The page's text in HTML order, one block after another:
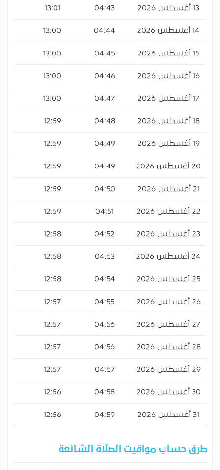
13 أغسطس 2026 04:43
13:01
14 أغسطس 2026 04:44
13:00
15 أغسطس 2026 04:45
13:00
16 أغسطس 2026 04:46
13:00
17 أغسطس 2026 04:47
13:00
18 أغسطس 2026 04:48
12:59
19 أغسطس 2026 04:49
12:59
20 أغسطس 2026 04:49
12:59
21 أغسطس 2026 04:50
12:59
22 أغسطس 2026 04:51
12:59
23 أغسطس 2026 04:52
12:58
24 أغسطس 2026 04:53
12:58
25 أغسطس 2026 04:54
12:58
26 أغسطس 2026 04:55
12:57
27 أغسطس 2026 04:56
12:57
28 أغسطس 2026 04:56
12:57
29 أغسطس 2026 04:57
12:57
30 أغسطس 2026 04:58
12:56
31 أغسطس 2026 04:59
12:56
طرق حساب مواقيت الصلاة الشائعة